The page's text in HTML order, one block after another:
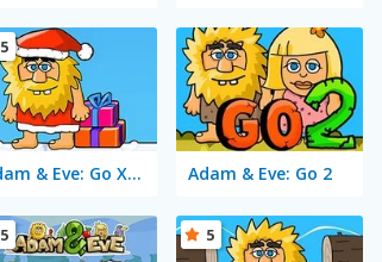
Adam & Eve: Go Xmas
5
Adam & Eve: Go 2
5 5